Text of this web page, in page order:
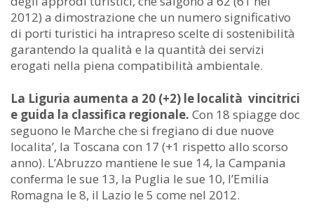
2012) a dimostrazione che un numero significativo
di porti turistici ha intrapreso scelte di sostenibilità
garantendo la qualità e la quantità dei servizi
erogati nella piena compatibilità ambientale.
La Liguria aumenta a 20 (+2) le località vincitrici
e guida la classifica regionale. Con 18 spiagge doc
seguono le Marche che si fregiano di due nuove
localita’, la Toscana con 17 (+1 rispetto allo scorso
anno). L’Abruzzo mantiene le sue 14, la Campania
conferma le sue 13, la Puglia le sue 10, l’Emilia
Romagna le 8, il Lazio le 5 come nel 2012.